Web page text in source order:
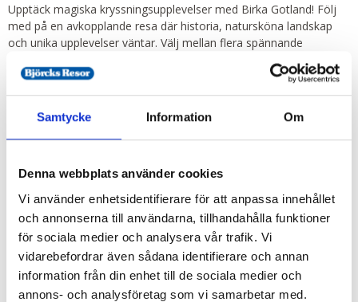
Samtycke Information Om
Denna webbplats använder cookies
Vi använder enhetsidentifierare för att anpassa innehållet
och annonserna till användarna, tillhandahålla funktioner
för sociala medier och analysera vår trafik. Vi
vidarebefordrar även sådana identifierare och annan
information från din enhet till de sociala medier och
annons- och analysföretag som vi samarbetar med.
Upptäck magiska kryssningsupplevelser med Birka Gotland! Följ
med på en avkopplande resa där historia, natursköna landskap
och unika upplevelser väntar. Välj mellan flera spännande
kryssningar som tar dig till några av Östersjöns mest fascinerande
destinationer! Vad sägs om en tur till sommarstaden...
3 dagar från1 100:- Läs mer